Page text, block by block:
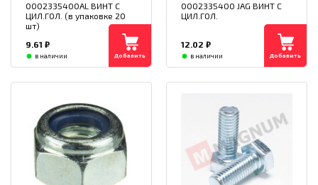
0002335400AL ВИНТ С
ЦИЛ.ГОЛ. (в упаковке 20
шт)
9.61 ₽
в наличии Добавить
0002335400 JAG ВИНТ С
ЦИЛ.ГОЛ.
12.02 ₽
в наличии Добавить